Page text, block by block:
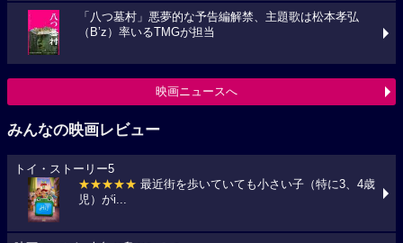
「八つ墓村」悪夢的な予告編解禁、主題歌は松本孝弘
（B’z）率いるTMGが担当
映画ニュースへ
みんなの映画レビュー
トイ・ストーリー5
★★★★★ 最近街を歩いていても小さい子（特に3、4歳
児）がi...